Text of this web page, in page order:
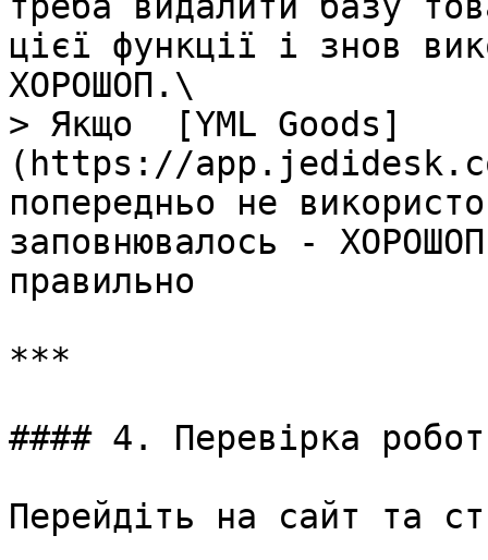
цієї функції і знов
ХОРОШОП.\
> Якщо  [YML Goods]
(https://
попередньо не
заповнювалось -
правильно
***
#### 4. Перевірка
Перейдіть на сайт та